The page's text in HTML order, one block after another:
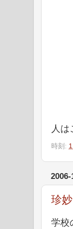
人は
時刻:
2006-
珍妙
学校